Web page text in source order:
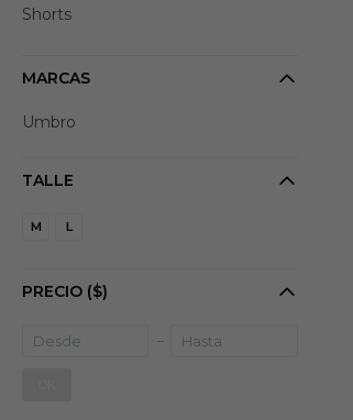
Shorts
MARCAS
Umbro
TALLE
M L
PRECIO ($)